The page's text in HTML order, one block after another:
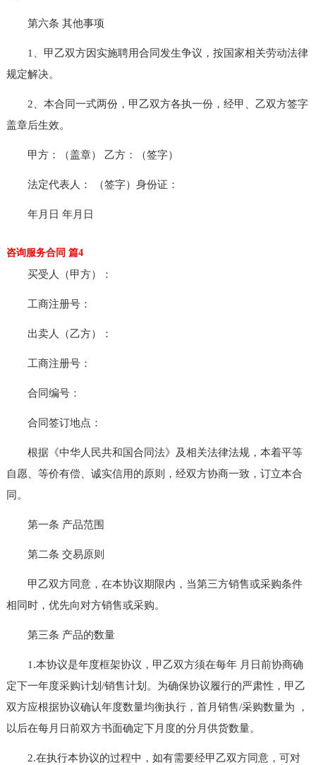
第六条 其他事项
1、甲乙双方因实施聘用合同发生争议，按国家相关劳动法律
规定解决。
2、本合同一式两份，甲乙双方各执一份，经甲、乙双方签字
盖章后生效。
甲方：（盖章） 乙方：（签字）
法定代表人： （签字）身份证：
年月日 年月日
咨询服务合同 篇4
买受人（甲方）：
工商注册号：
出卖人（乙方）：
工商注册号：
合同编号：
合同签订地点：
根据《中华人民共和国合同法》及相关法律法规，本着平等
自愿、等价有偿、诚实信用的原则，经双方协商一致，订立本合
同。
第一条 产品范围
第二条 交易原则
甲乙双方同意，在本协议期限内，当第三方销售或采购条件
相同时，优先向对方销售或采购。
第三条 产品的数量
1.本协议是年度框架协议，甲乙双方须在每年 月日前协商确
定下一年度采购计划/销售计划。为确保协议履行的严肃性，甲乙
双方应根据协议确认年度数量均衡执行，首月销售/采购数量为 ，
以后在每月日前双方书面确定下月度的分月供货数量。
2.在执行本协议的过程中，如有需要经甲乙双方同意，可对